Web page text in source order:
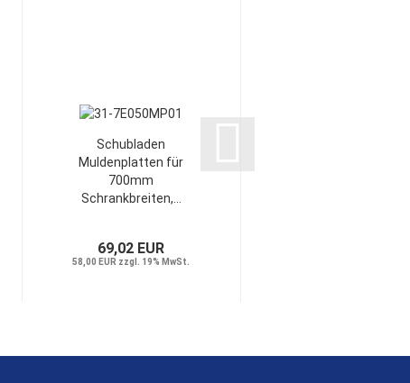
Schubladen
Muldenplatten für
700mm
Schrankbreiten,...
69,02 EUR
58,00 EUR zzgl. 19% MwSt.